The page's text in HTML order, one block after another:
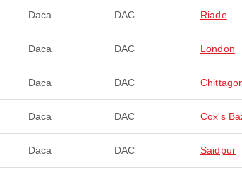
Daca DAC Riade
Daca DAC London
Daca DAC
Daca DAC Cox's
Daca DAC Saidpur